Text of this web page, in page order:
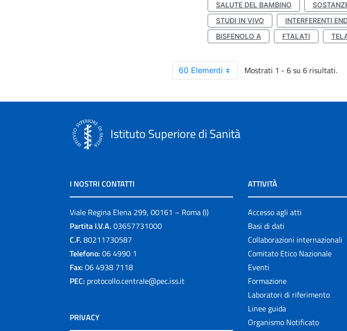
SALUTE DEL BAMBINO
STUDI IN VIVO
INTERFERENTI
BISFENOLO A
FTALATI
60 Elementi Mostrati 1 - 6 su 6 risultati.
Istituto Superiore di Sanità
I NOSTRI CONTATTI
Viale Regina Elena 299, 00161 – Roma (I)
Partita I.V.A. 03657731000
C.F. 80211730587
Telefono: 06 4990 1
Fax: 06 4938 7118
PEC: protocollo.centrale@pec.iss.it
PRIVACY
ATTIVITÀ
Accesso agli atti
Basi di dati
Collaborazioni internazionali
Comitato Etico Nazionale
Eventi
Formazione
Laboratori di riferimento
Linee guida
Organismo Notificato